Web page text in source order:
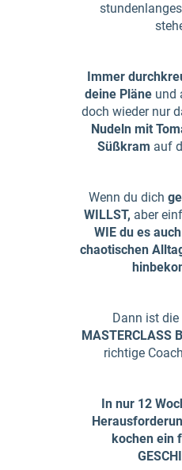
Immer
deine Pläneund
doch wieder nur
Nudeln mit
Süßkram auf
Wenn du dich
WILLST, aber
WIE du es
chaotischen
Dann ist die
MASTERCLASS
richtige
In nur 12
kochen ein